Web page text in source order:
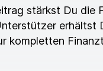
stärkst Du die
erhältst
kompletten